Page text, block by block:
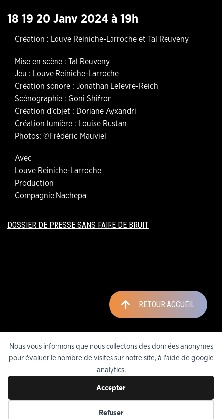
Nous vous informons que nous collectons des données anonymes
pour évaluer le nombre de visites sur notre site, à l'aide de google
analytics.
Accepter
Refuser
18 19 20 Janv 2024 à 19h
Création : Louve Reiniche-Larroche et Tal Reuveny
Mise en scène : Tal Reuveny
Jeu : Louve Reiniche-Larroche
Création sonore : Jonathan Lefevre-Reich
Scénographie : Goni Shifron
Création d’objet : Doriane Ayxandri
Création lumière : Louise Rustan
Photos: ©Frédéric Mauviel
Avec
Louve Reiniche-Larroche
Production
Compagnie Nachepa
DOSSIER DE PRESSE SANS FAIRE DE BRUIT
RETOUR ACCUEIL
©Nouveau Théâtre de l'Atalante, tous droits réservés. Propulsé parBee
Creativeavec <3
Mentions légales
LOGO DRAC